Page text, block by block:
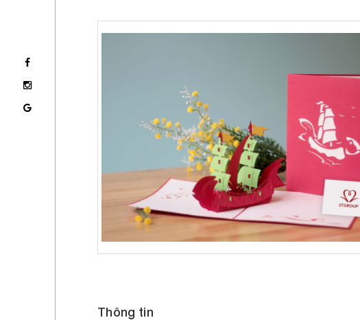
Thông tin